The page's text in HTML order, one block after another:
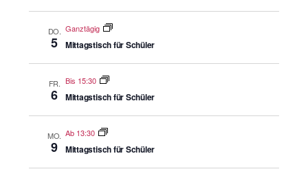
DO.
5
Ganztägig
Mittagstisch für Schüler
FR.
6
Bis 15:30
Mittagstisch für Schüler
MO.
9
Ab 13:30
Mittagstisch für Schüler